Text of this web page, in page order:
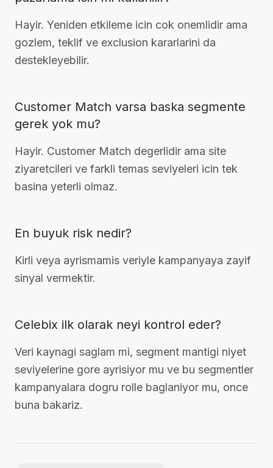
Hayir. Yeniden etkileme icin cok onemlidir ama
gozlem, teklif ve exclusion kararlarini da
destekleyebilir.
Customer Match varsa baska segmente
gerek yok mu?
Hayir. Customer Match degerlidir ama site
ziyaretcileri ve farkli temas seviyeleri icin tek
basina yeterli olmaz.
En buyuk risk nedir?
Kirli veya ayrismamis veriyle kampanyaya zayif
sinyal vermektir.
Celebix ilk olarak neyi kontrol eder?
Veri kaynagi saglam mi, segment mantigi niyet
seviyelerine gore ayrisiyor mu ve bu segmentler
kampanyalara dogru rolle baglaniyor mu, once
buna bakariz.